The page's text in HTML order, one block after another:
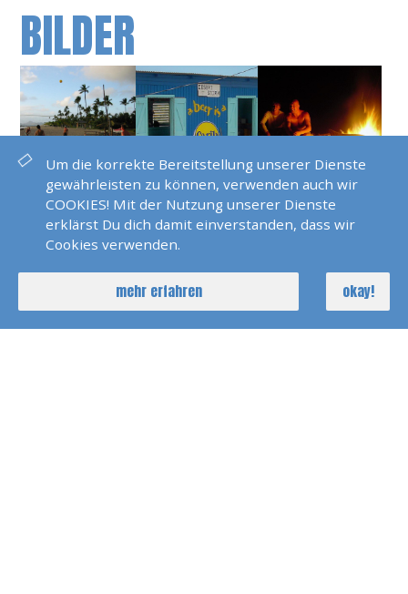
BILDER
Um die korrekte Bereitstellung unserer Dienste
gewährleisten zu können, verwenden auch wir
COOKIES! Mit der Nutzung unserer Dienste
erklärst Du dich damit einverstanden, dass wir
Cookies verwenden.
mehr erfahren okay!